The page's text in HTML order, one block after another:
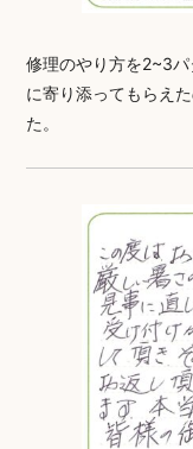
修理のやり方を2~3
に寄り添ってもらえ
た。